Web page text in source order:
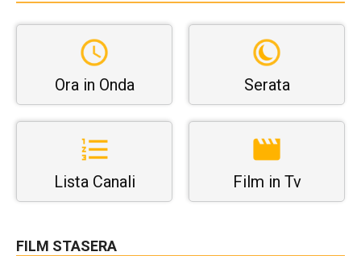
Ora in Onda Serata
Lista Canali Film in Tv
FILM STASERA